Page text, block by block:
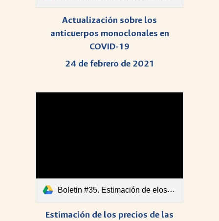
Actualización sobre los
anticuerpos monoclonales en
COVID-19
24 de febrero de 2021
Boletin #35. Estimación de elos precios de las vacunas adquiridas en Latinoamérica.pdf
Estimación de los precios de las